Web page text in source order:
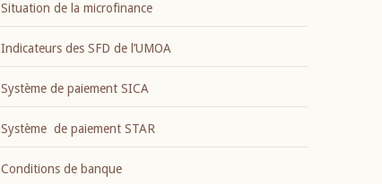
Situation de la microfinance
Indicateurs des SFD de l’UMOA
Système de paiement SICA
Système de paiement STAR
Conditions de banque